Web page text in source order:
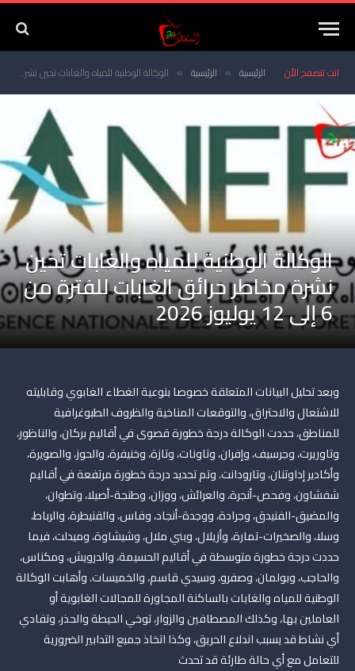
انت تتصفح الأن الرئيسية » الرئيسية » الوكالة الوطنية للمياه والغابات تحين نشرة مخاطر حرائق الغابات للفترة من 6 إلى 12 يوليوز 2026
الوكالة الوطنية للمياه والغابات تحين
نشرة مخاطر حرائق الغابات للفترة من
6 إلى 12 يوليوز 2026
وبعد تحليل البيانات المتعلقة خصوصا بنوعية الغطاء الغابوي وقابليته
للاشتعال والاحتراق، والتوقعات المناخية والظروف الطبوغرافية
للمناطق، حددت الوكالة درجة خطورة قصوى في أقاليم بركان، والناظور،
وتاوريرت، وجرسيف، وإفران، وتاونات، وتازة، وخنيفرة، والحوز، والصويرة،
وأكادير إداوتنان، وتارودانت. وتم تحديد درجة خطورة مرتفعة في أقاليم
شفشاون، وفحص-أنجرة، والعرائش، ووزان، وطنجة-أصيلا، وتطوان،
والمضيق-الفنيدق، وجرادة، ووجدة-أنجاد، وفاس، والقنيطرة، والرباط،
وسلا، والصخيرات-تمارة، وأزيلال، وبني ملال، وشيشاوة، وميدلت، فيما
حددت درجة خطورة متوسطة في أقاليم الحسيمة، والدرويش، ومكناس،
والحاجب، وبولمان، وصفرو، وسيدي قاسم، والخميسات. وأهابت الوكالة
الوطنية للمياه والغابات بالساكنة المجاورة للمجالات الغابوية أو
العاملين بها، وكذلك المصطافين والزوار، توخي الحيطة والحذر، وتفادي
أي نشاط قد يسبب اندلاع الحريق، وكذا اتخاذ جميع التدابير الضرورية
للتعامل مع أي حالة طارئة قد تحدث